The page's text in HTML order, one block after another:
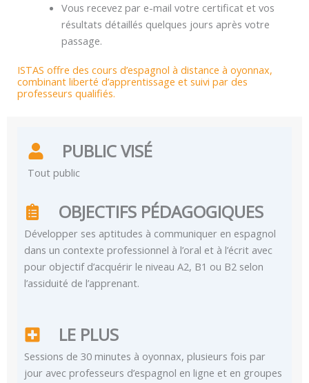
Vous recevez par e-mail votre certificat et vos
résultats détaillés quelques jours après votre
passage.
ISTAS offre des cours d’espagnol à distance à oyonnax,
combinant liberté d’apprentissage et suivi par des
professeurs qualifiés.
PUBLIC VISÉ
Tout public
OBJECTIFS PÉDAGOGIQUES
Développer ses aptitudes à communiquer en espagnol
dans un contexte professionnel à l’oral et à l’écrit avec
pour objectif d’acquérir le niveau A2, B1 ou B2 selon
l’assiduité de l’apprenant.
LE PLUS
Sessions de 30 minutes à oyonnax, plusieurs fois par
jour avec professeurs d’espagnol en ligne et en groupes